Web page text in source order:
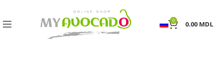
0 0.00 MDL